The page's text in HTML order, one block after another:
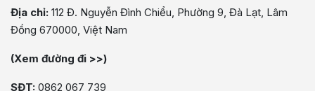
Địa chỉ: 112 Đ. Nguyễn Đình Chiểu, Phường 9, Đà Lạt, Lâm
Đồng 670000, Việt Nam
(Xem đường đi >>)
SĐT: 0862 067 739